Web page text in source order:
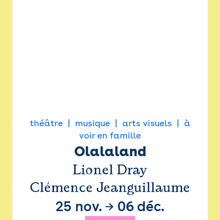
théâtre musique arts visuels
à
voir en famille
Olalaland
Lionel Dray
Clémence Jeanguillaume
25 nov. → 06 déc.